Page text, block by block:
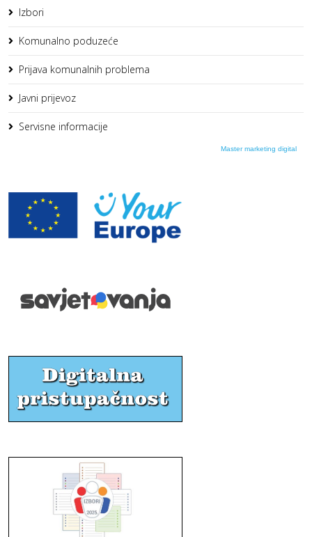
Izbori
Komunalno poduzeće
Prijava komunalnih problema
Javni prijevoz
Servisne informacije
Master marketing digital